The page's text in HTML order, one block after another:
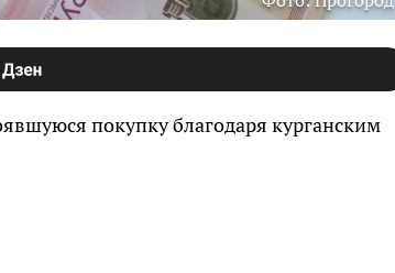
покупку благодаря курганским